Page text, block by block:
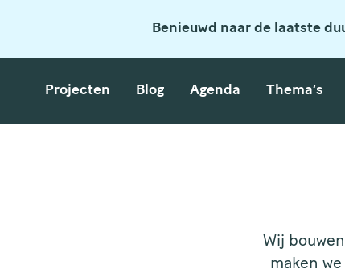
Benieuwd naar de laatste
Projecten Blog Agenda Thema’s
Wij
maken